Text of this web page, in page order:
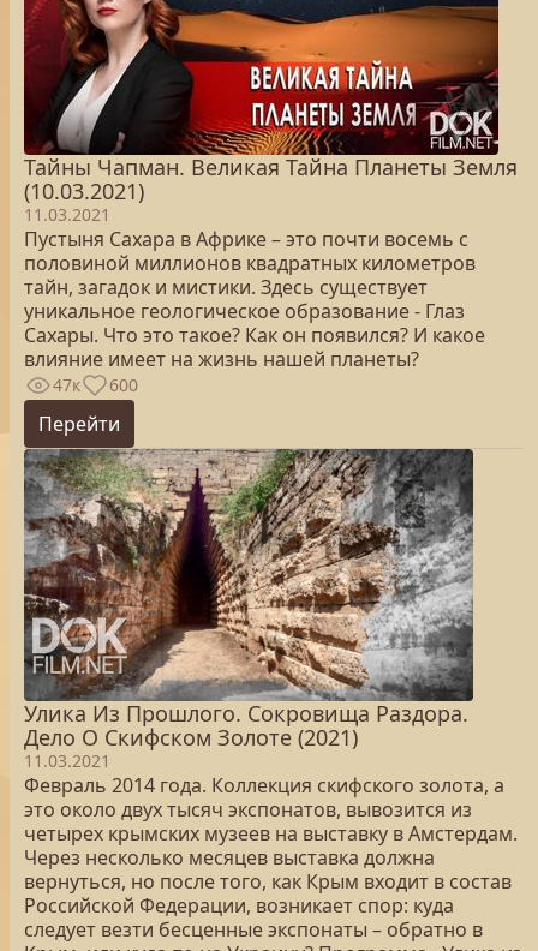
Тайны Чапман. Великая Тайна Планеты Земля
(10.03.2021)
11.03.2021
Пустыня Сахара в Африке – это почти восемь с
половиной миллионов квадратных километров
тайн, загадок и мистики. Здесь существует
уникальное геологическое образование - Глаз
Сахары. Что это такое? Как он появился? И какое
влияние имеет на жизнь нашей планеты?
47к 600
Перейти
Улика Из Прошлого. Сокровища Раздора.
Дело О Скифском Золоте (2021)
11.03.2021
Февраль 2014 года. Коллекция скифского золота, а
это около двух тысяч экспонатов, вывозится из
четырех крымских музеев на выставку в Амстердам.
Через несколько месяцев выставка должна
вернуться, но после того, как Крым входит в состав
Российской Федерации, возникает спор: куда
следует везти бесценные экспонаты – обратно в